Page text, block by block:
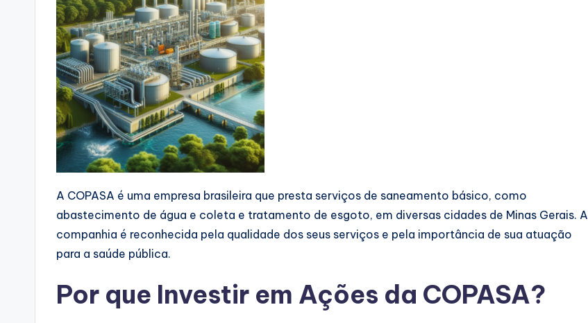
A COPASA é uma empresa brasileira que presta serviços de saneamento básico, como
abastecimento de água e coleta e tratamento de esgoto, em diversas cidades de Minas Gerais. A
companhia é reconhecida pela qualidade dos seus serviços e pela importância de sua atuação
para a saúde pública.
Por que Investir em Ações da COPASA?